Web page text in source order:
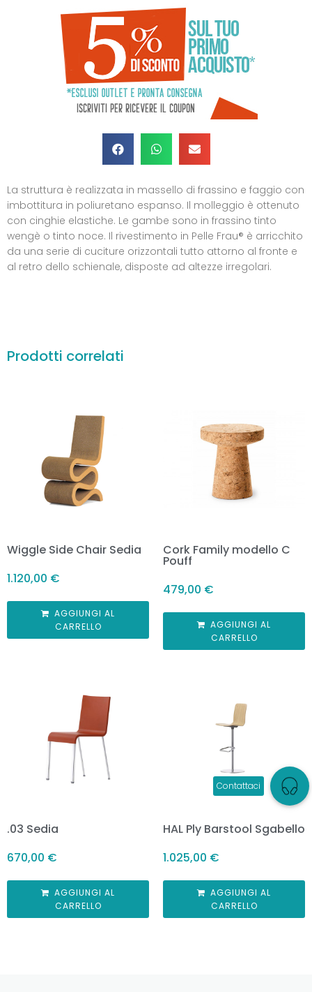
La struttura è realizzata in massello di frassino e faggio con
imbottitura in poliuretano espanso. Il molleggio è ottenuto
con cinghie elastiche. Le gambe sono in frassino tinto
wengè o tinto noce. Il rivestimento in Pelle Frau® è arricchito
da una serie di cuciture orizzontali tutto attorno al fronte e
al retro dello schienale, disposte ad altezze irregolari.
Prodotti correlati
Wiggle Side Chair Sedia
1.120,00 €
AGGIUNGI AL
CARRELLO
Cork Family modello C
Pouff
479,00 €
AGGIUNGI AL
CARRELLO
.03 Sedia
670,00 €
AGGIUNGI AL
CARRELLO
HAL Ply Barstool Sgabello
1.025,00 €
AGGIUNGI AL
CARRELLO